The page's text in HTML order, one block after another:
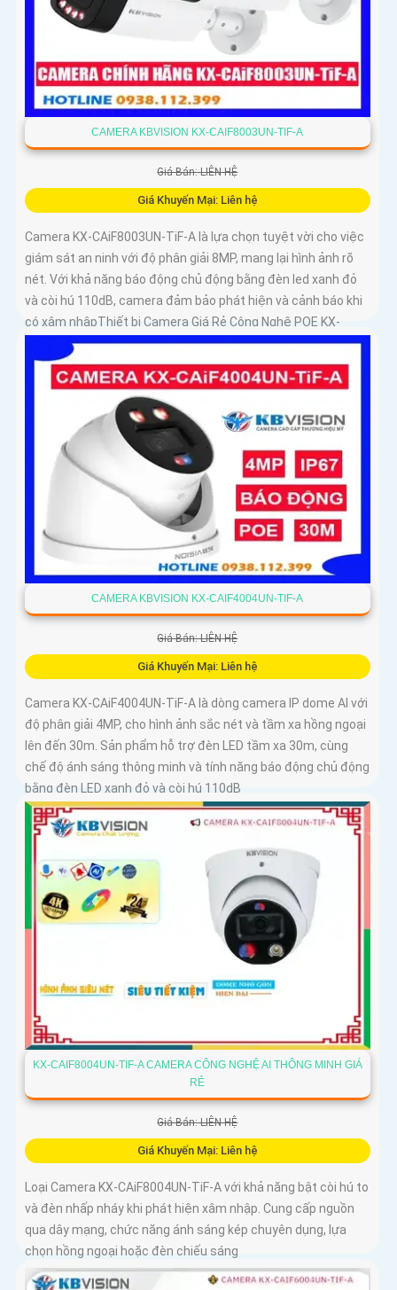
CAMERA KBVISION KX-CAIF8003UN-TIF-A
Giá Bán: LIÊN HỆ
Giá Khuyến Mại: Liên hệ
Camera KX-CAiF8003UN-TiF-A là lựa chọn tuyệt vời cho việc
giám sát an ninh với độ phân giải 8MP, mang lại hình ảnh rõ
nét. Với khả năng báo động chủ động bằng đèn led xanh đỏ
và còi hú 110dB, camera đảm bảo phát hiện và cảnh báo khi
có xâm nhậpThiết bị Camera Giá Rẻ Công Nghệ POE KX-
CAiF8003UN-TiF-A tích hợp chức năng cao cấp Thu Âm Và
Loa rõ ràng để mang lại trải nghiệm hình ảnh và âm thanh tốt
nhất
CAMERA KBVISION KX-CAIF4004UN-TIF-A
Giá Bán: LIÊN HỆ
Giá Khuyến Mại: Liên hệ
Camera KX-CAiF4004UN-TiF-A là dòng camera IP dome AI với
độ phân giải 4MP, cho hình ảnh sắc nét và tầm xa hồng ngoại
lên đến 30m. Sản phẩm hỗ trợ đèn LED tầm xa 30m, cùng
chế độ ánh sáng thông minh và tính năng báo động chủ động
bằng đèn LED xanh đỏ và còi hú 110dB
KX-CAIF8004UN-TIF-A CAMERA CÔNG NGHỆ AI THÔNG MINH GIÁ
RẺ
Giá Bán: LIÊN HỆ
Giá Khuyến Mại: Liên hệ
Loại Camera KX-CAiF8004UN-TiF-A với khả năng bật còi hú to
và đèn nhấp nháy khi phát hiện xâm nhập. Cung cấp nguồn
qua dây mạng, chức năng ánh sáng kép chuyên dụng, lựa
chọn hồng ngoại hoặc đèn chiếu sáng